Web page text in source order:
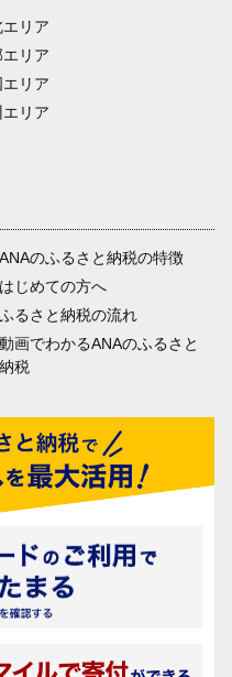
リア
リア
リア
エリア
ANAのふるさと納税の特徴
はじめての方へ
ふるさと納税の流れ
動画でわかるANAのふるさと
納税